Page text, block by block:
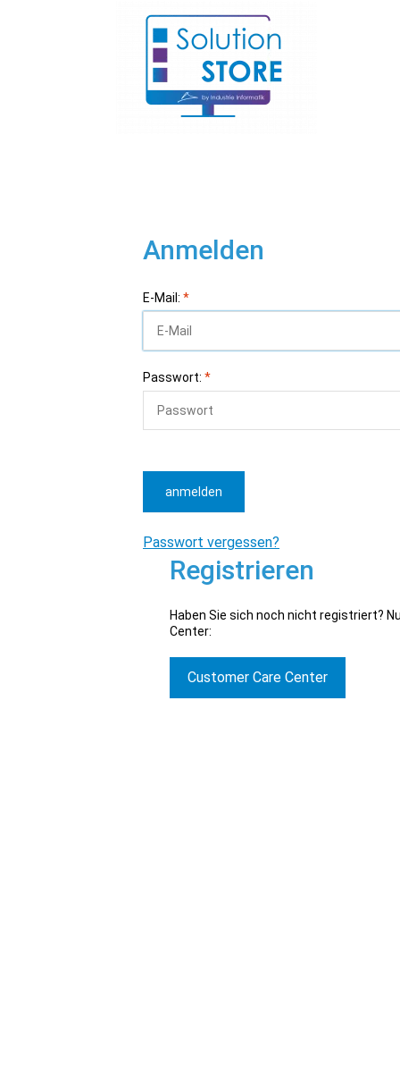
Anmelden
E-Mail: *
Passwort: *
Passwort vergessen?
anmelden
Registrieren
Haben Sie sich noch nicht registriert?
Center:
Customer Care Center